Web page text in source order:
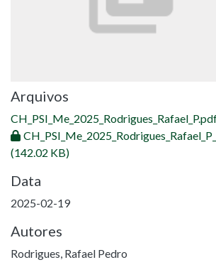
Arquivos
(142.02 KB)
Data
2025-02-19
Autores
Rodrigues, Rafael Pedro